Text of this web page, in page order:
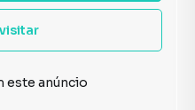
este anúncio